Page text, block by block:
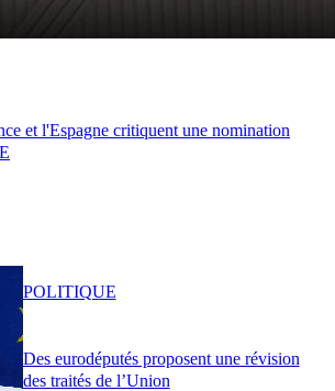
et l'Espagne critiquent une nomination
Des eurodéputés proposent une révision
des traités de l’Union
POLITIQUE